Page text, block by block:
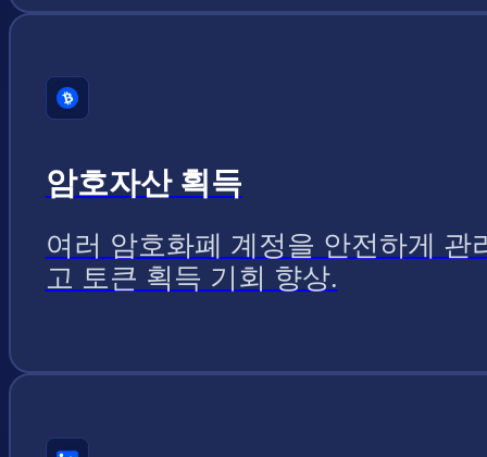
암호자산 획득
여러 암호화폐 계정을 안전하게 관
고 토큰 획득 기회 향상.